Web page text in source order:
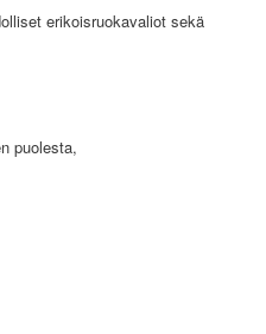
erikoisruokavaliot sekä
puolesta,